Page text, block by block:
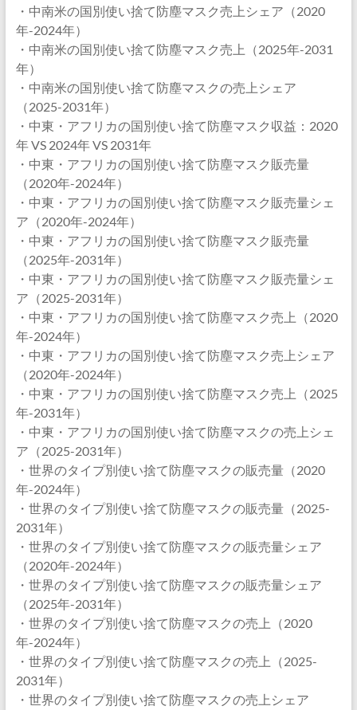
・中南米の国別使い捨て防塵マスク売上シェア（2020
年-2024年）
・中南米の国別使い捨て防塵マスク売上（2025年-2031
年）
・中南米の国別使い捨て防塵マスクの売上シェア
（2025-2031年）
・中東・アフリカの国別使い捨て防塵マスク収益：2020
年 VS 2024年 VS 2031年
・中東・アフリカの国別使い捨て防塵マスク販売量
（2020年-2024年）
・中東・アフリカの国別使い捨て防塵マスク販売量シェ
ア（2020年-2024年）
・中東・アフリカの国別使い捨て防塵マスク販売量
（2025年-2031年）
・中東・アフリカの国別使い捨て防塵マスク販売量シェ
ア（2025-2031年）
・中東・アフリカの国別使い捨て防塵マスク売上（2020
年-2024年）
・中東・アフリカの国別使い捨て防塵マスク売上シェア
（2020年-2024年）
・中東・アフリカの国別使い捨て防塵マスク売上（2025
年-2031年）
・中東・アフリカの国別使い捨て防塵マスクの売上シェ
ア（2025-2031年）
・世界のタイプ別使い捨て防塵マスクの販売量（2020
年-2024年）
・世界のタイプ別使い捨て防塵マスクの販売量（2025-
2031年）
・世界のタイプ別使い捨て防塵マスクの販売量シェア
（2020年-2024年）
・世界のタイプ別使い捨て防塵マスクの販売量シェア
（2025年-2031年）
・世界のタイプ別使い捨て防塵マスクの売上（2020
年-2024年）
・世界のタイプ別使い捨て防塵マスクの売上（2025-
2031年）
・世界のタイプ別使い捨て防塵マスクの売上シェア